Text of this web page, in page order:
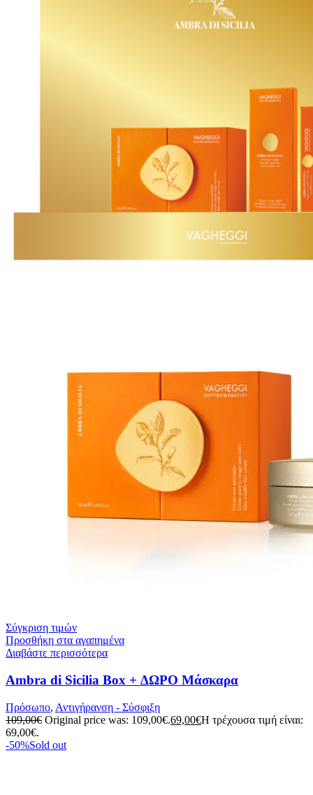
Σύγκριση τιμών
Προσθήκη στα αγαπημένα
Διαβάστε περισσότερα
Ambra di Sicilia Box + ΔΩΡΟ Μάσκαρα
Πρόσωπο, Αντιγήρανση - Σύσφιξη
109,00€ Original price was: 109,00€.69,00€Η τρέχουσα τιμή είναι:
69,00€.
-50%Sold out